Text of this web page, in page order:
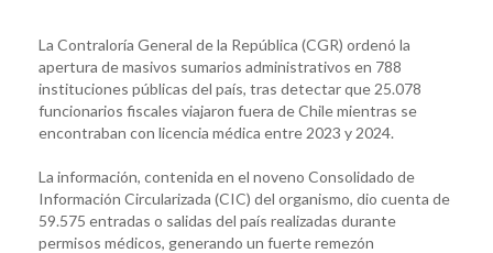
La Contraloría General de la República (CGR) ordenó la
apertura de masivos sumarios administrativos en 788
instituciones públicas del país, tras detectar que 25.078
funcionarios fiscales viajaron fuera de Chile mientras se
encontraban con licencia médica entre 2023 y 2024.
La información, contenida en el noveno Consolidado de
Información Circularizada (CIC) del organismo, dio cuenta de
59.575 entradas o salidas del país realizadas durante
permisos médicos, generando un fuerte remezón